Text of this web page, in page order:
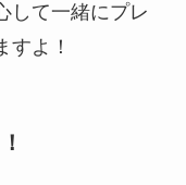
して一緒にプレ
すよ！